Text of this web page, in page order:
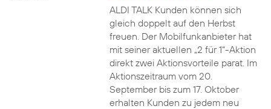
ALDI TALK Kunden können sich
gleich doppelt auf den Herbst
freuen. Der Mobilfunkanbieter hat
mit seiner aktuellen „2 für 1“-Aktion
direkt zwei Aktionsvorteile parat. Im
Aktionszeitraum vom 20.
September bis zum 17. Oktober
erhalten Kunden zu jedem neu